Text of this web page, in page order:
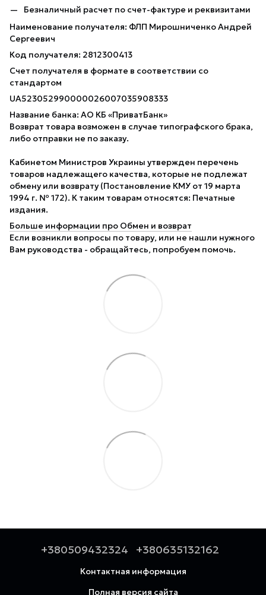
Безналичный расчет по счет-фактуре и реквизитами
Наименование получателя: ФЛП Мирошниченко Андрей
Сергеевич
Код получателя: 2812300413
Счет получателя в формате в соответствии со
стандартом
UA523052990000026007035908333
Название банка: АО КБ «ПриватБанк»
Возврат товара возможен в случае типографского брака,
либо отправки не по заказу.
Кабинетом Министров Украины утвержден перечень
товаров надлежащего качества, которые не подлежат
обмену или возврату (Постановление КМУ от 19 марта
1994 г. № 172). К таким товарам относятся: Печатные
издания.
Больше информации про Обмен и возврат
Если возникли вопросы по товару, или не нашли нужного
Вам руководства - обращайтесь, попробуем помочь.
+380509432324 +380635132162
Контактная информация
Полная версия сайта